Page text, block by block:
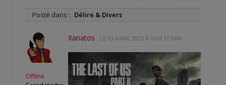
Posté dans : Délire & Divers
Offline
Xanatos LE 15 AVRIL 2025 À 16 H 12 MIN